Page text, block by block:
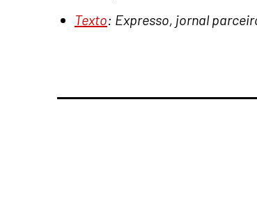
Texto: Expresso, jornal